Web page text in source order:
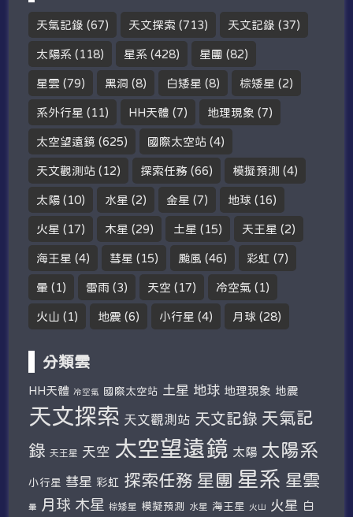
天氣記錄 (67) 天文探索 (713) 天文記錄 (37)
太陽系 (118) 星系 (428) 星團 (82)
星雲 (79) 黑洞 (8) 白矮星 (8) 棕矮星 (2)
系外行星 (11) HH天體 (7) 地理現象 (7)
太空望遠鏡 (625) 國際太空站 (4)
天文觀測站 (12) 探索任務 (66) 模擬預測 (4)
太陽 (10) 水星 (2) 金星 (7) 地球 (16)
火星 (17) 木星 (29) 土星 (15) 天王星 (2)
海王星 (4) 彗星 (15) 颱風 (46) 彩虹 (7)
暈 (1) 雷雨 (3) 天空 (17) 冷空氣 (1)
火山 (1) 地震 (6) 小行星 (4) 月球 (28)
分類雲
HH天體 冷空氣 國際太空站 土星 地球 地理現象 地震
天文探索 天文觀測站 天文記錄 天氣記
錄 天王星 天空 太空望遠鏡 太陽 太陽系
小行星 彗星 彩虹 探索任務 星團 星系 星雲
暈 月球 木星 棕矮星 模擬預測 水星 海王星 火山 火星 白